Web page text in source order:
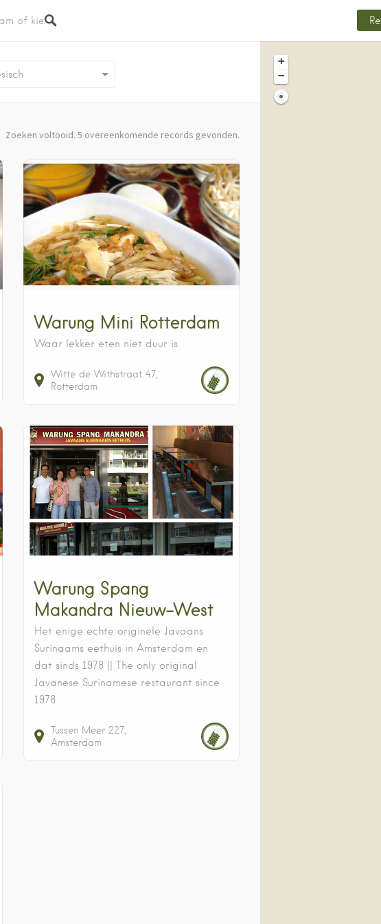
Zoeken voltooid. 5 overeenkomende records gevonden.
Warung Mini Rotterdam
Waar lekker eten niet duur is.
Witte de Withstraat 47
Rotterdam
Warung Spang
Makandra Nieuw-West
Het enige echte originele Javaans
Surinaams eethuis in Amsterdam en
dat sinds 1978 || The only original
Javanese Surinamese restaurant since
1978
Tussen Meer 227
Amsterdam
+
−